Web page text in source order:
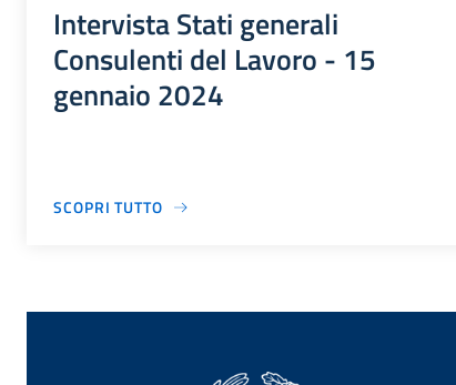
Intervista Stati generali
Consulenti del Lavoro - 15
gennaio 2024
SCOPRI TUTTO